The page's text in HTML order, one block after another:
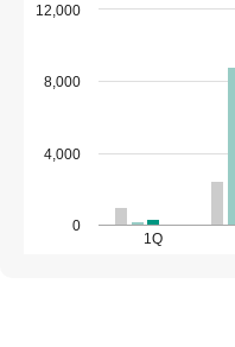
1Q
0
4,000
8,000
12,000